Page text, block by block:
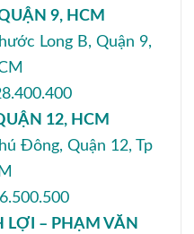
9, HCM
Long B, Quận 9,
12, HCM
Đông, Quận 12, Tp
– PHẠM VĂN